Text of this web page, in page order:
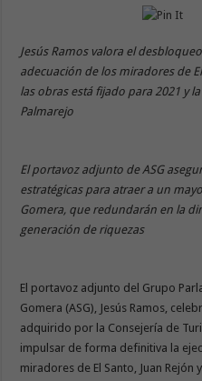
Jesús Ramos valora el
adecuación de los miradores de
las obras está fijado para 2021 y
Palmarejo
El portavoz adjunto de ASG
estratégicas para atraer a un
Gomera, que redundarán en la
generación de riquezas
El portavoz adjunto del Grupo
Gomera (ASG), Jesús Ramos,
adquirido por la Consejería de
impulsar de forma definitiva la
miradores de El Santo, Juan Rejón